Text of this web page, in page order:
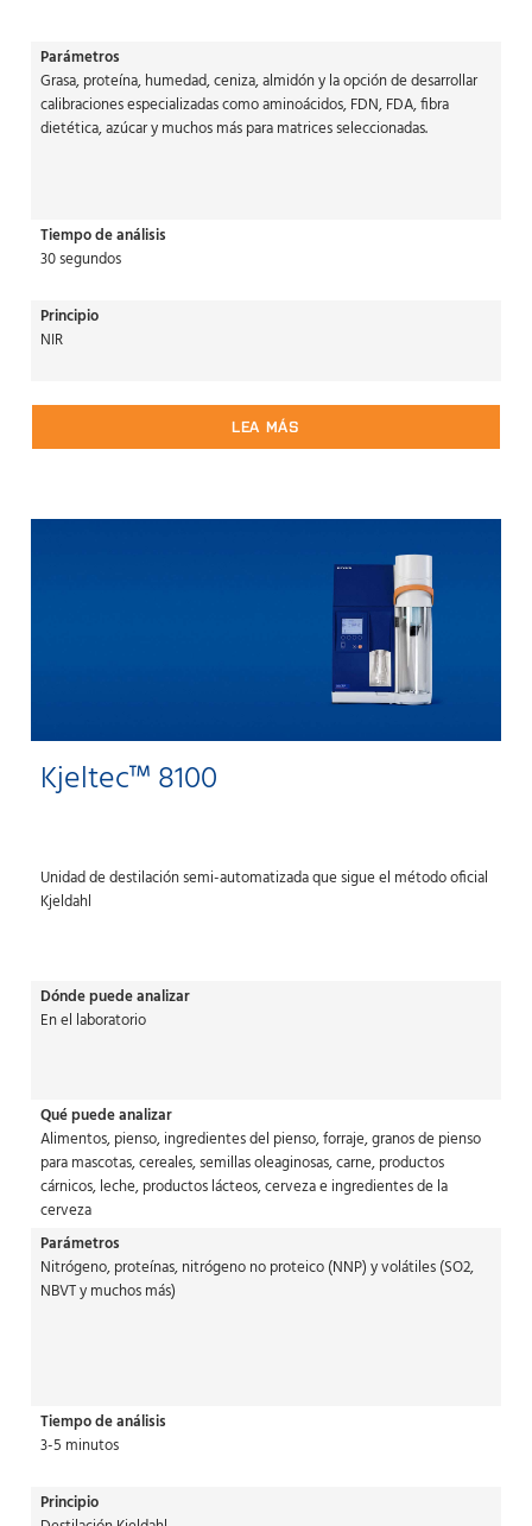
Parámetros
Grasa, proteína, humedad, ceniza, almidón y la opción de desarrollar
calibraciones especializadas como aminoácidos, FDN, FDA, fibra
dietética, azúcar y muchos más para matrices seleccionadas.
Tiempo de análisis
30 segundos
Principio
NIR
LEA MÁS
Kjeltec™ 8100
Unidad de destilación semi-automatizada que sigue el método oficial
Kjeldahl
Dónde puede analizar
En el laboratorio
Qué puede analizar
Alimentos, pienso, ingredientes del pienso, forraje, granos de pienso
para mascotas, cereales, semillas oleaginosas, carne, productos
cárnicos, leche, productos lácteos, cerveza e ingredientes de la
cerveza
Parámetros
Nitrógeno, proteínas, nitrógeno no proteico (NNP) y volátiles (SO2,
NBVT y muchos más)
Tiempo de análisis
3-5 minutos
Principio